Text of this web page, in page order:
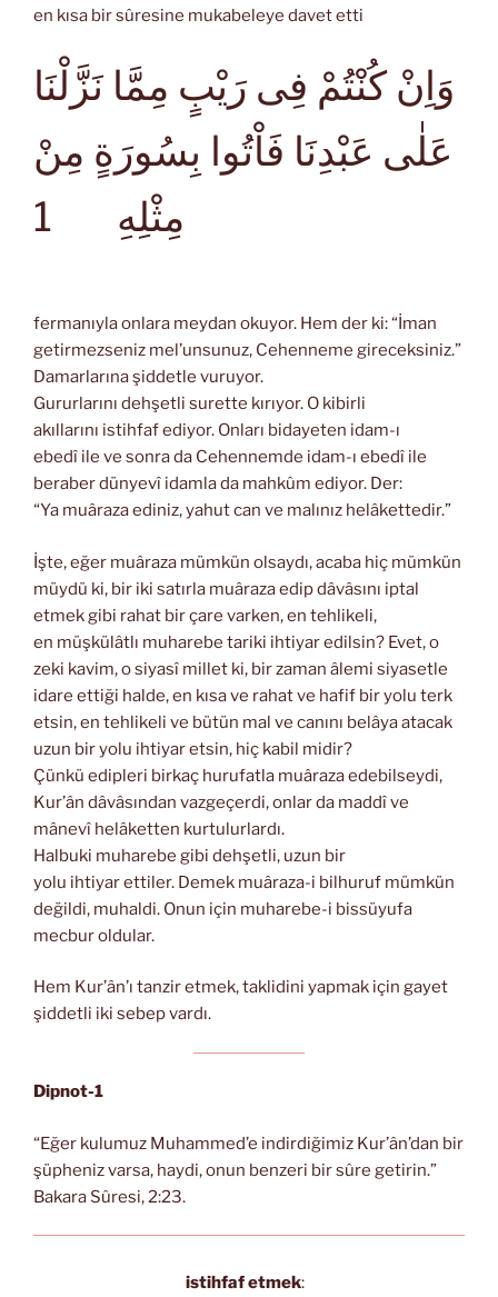
en kısa bir sûresine mukabeleye davet etti
وَاِنْ كُنْتُمْ فِى رَيْبٍ مِمَّا نَزَّلْنَا
عَلٰى عَبْدِنَا فَاْتُوا بِسُورَةٍ مِنْ
مِثْلِهِ
1
fermanıyla onlara meydan okuyor. Hem der ki: “İman
getirmezseniz mel’unsunuz, Cehenneme gireceksiniz.”
Damarlarına şiddetle vuruyor.
Gururlarını dehşetli surette kırıyor. O kibirli
akıllarını istihfaf ediyor. Onları bidayeten idam-ı
ebedî ile ve sonra da Cehennemde idam-ı ebedî ile
beraber dünyevî idamla da mahkûm ediyor. Der:
“Ya muâraza ediniz, yahut can ve malınız helâkettedir.”
İşte, eğer muâraza mümkün olsaydı, acaba hiç mümkün
müydü ki, bir iki satırla muâraza edip dâvâsını iptal
etmek gibi rahat bir çare varken, en tehlikeli,
en müşkülâtlı muharebe tariki ihtiyar edilsin? Evet, o
zeki kavim, o siyasî millet ki, bir zaman âlemi siyasetle
idare ettiği halde, en kısa ve rahat ve hafif bir yolu terk
etsin, en tehlikeli ve bütün mal ve canını belâya atacak
uzun bir yolu ihtiyar etsin, hiç kabil midir?
Çünkü edipleri birkaç hurufatla muâraza edebilseydi,
Kur’ân dâvâsından vazgeçerdi, onlar da maddî ve
mânevî helâketten kurtulurlardı.
Halbuki muharebe gibi dehşetli, uzun bir
yolu ihtiyar ettiler. Demek muâraza-i bilhuruf mümkün
değildi, muhaldi. Onun için muharebe-i bissüyufa
mecbur oldular.
Hem Kur’ân’ı tanzir etmek, taklidini yapmak için gayet
şiddetli iki sebep vardı.
Dipnot-1
“Eğer kulumuz Muhammed’e indirdiğimiz Kur’ân’dan bir
şüpheniz varsa, haydi, onun benzeri bir sûre getirin.”
Bakara Sûresi, 2:23.
istihfaf etmek: